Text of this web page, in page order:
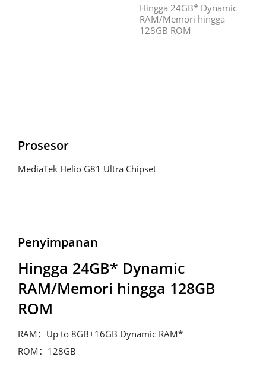
Hingga 24GB* Dynamic
RAM/Memori hingga
128GB ROM
Prosesor
MediaTek Helio G81 Ultra Chipset
Penyimpanan
Hingga 24GB* Dynamic
RAM/Memori hingga 128GB
ROM
RAM：Up to 8GB+16GB Dynamic RAM*
ROM：128GB